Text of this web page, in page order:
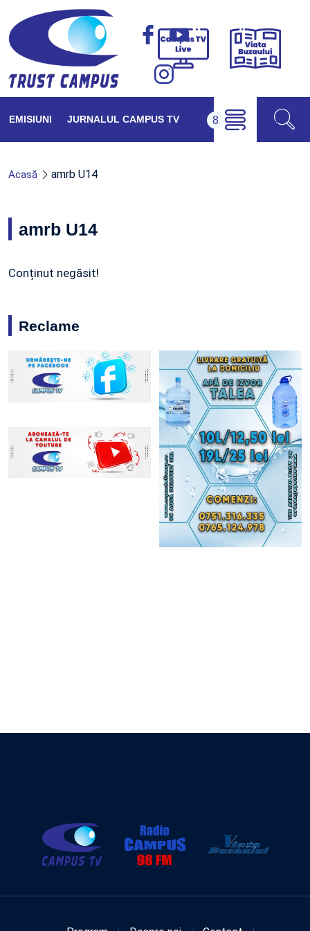
Campus
Viața
EMISIUNI JURNALUL CAMPUS TV
Acasă amrb U14
amrb U14
Conținut negăsit!
Reclame